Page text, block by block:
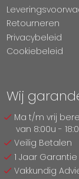
Retourneren
Privacybeleid
Cookiebeleid
Wij
Ma t/m vrij
van 8:00u -
Veilig Betalen
1 Jaar Garantie
Vakkundig